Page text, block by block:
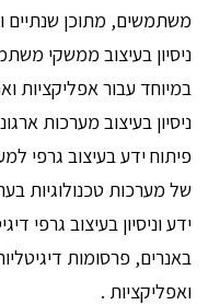
משתמשים, מתוכן שנתיים
במיוחד עבור אפליקציות
ניסיון בעיצוב מערכות
פיתוח ידע בעיצוב גרפי
של מערכות טכנולוגיות
ידע וניסיון בעיצוב גרפי
באנרים, פרסומות
ואפליקציות .